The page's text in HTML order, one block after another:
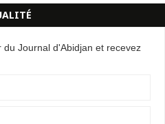
Journal d'Abidjan et recevez